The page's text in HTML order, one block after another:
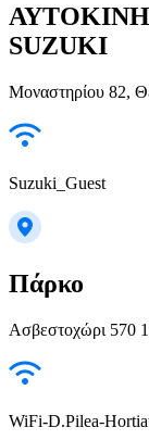
SUZUKI
Μοναστηρίου 82,
Suzuki_Guest
Πάρκο
Ασβεστοχώρι 570
WiFi-D.Pilea-